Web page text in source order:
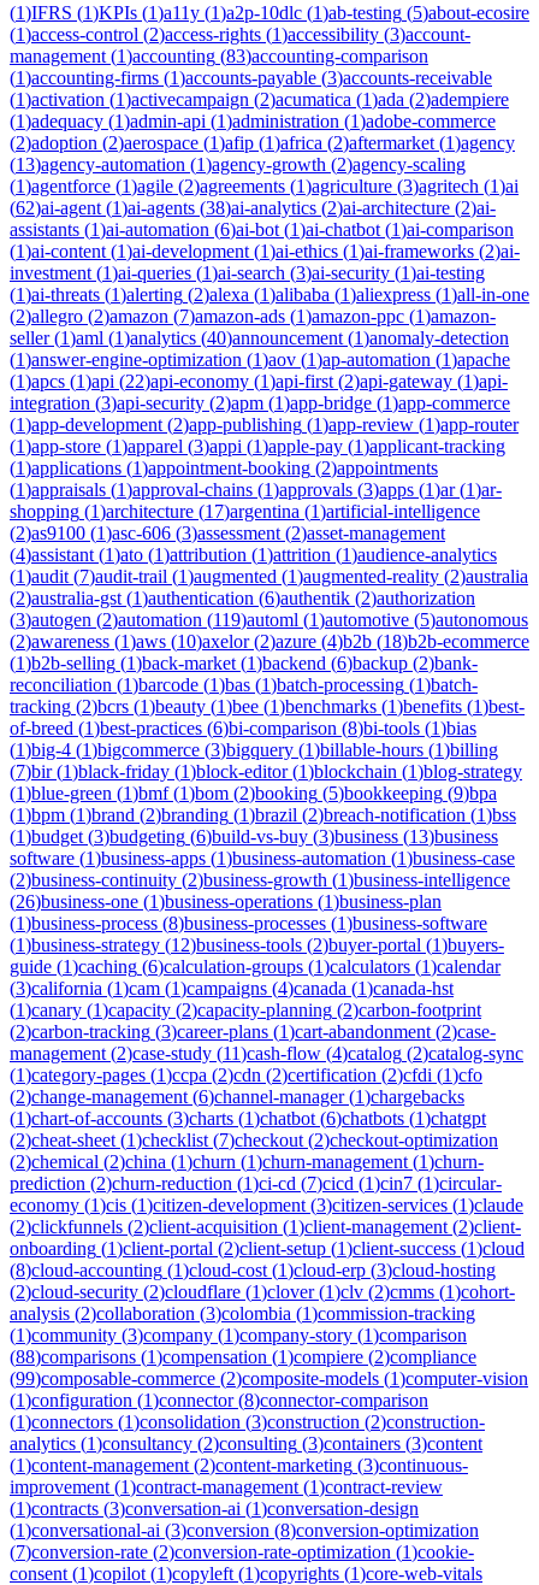
(1)IFRS (1)KPIs (1)a11y (1)a2p-10dlc (1)ab-testing (5)about-ecosire
(1)access-control (2)access-rights (1)accessibility (3)account-
management (1)accounting (83)accounting-comparison
(1)accounting-firms (1)accounts-payable (3)accounts-receivable
(1)activation (1)activecampaign (2)acumatica (1)ada (2)adempiere
(1)adequacy (1)admin-api (1)administration (1)adobe-commerce
(2)adoption (2)aerospace (1)afip (1)africa (2)aftermarket (1)agency
(13)agency-automation (1)agency-growth (2)agency-scaling
(1)agentforce (1)agile (2)agreements (1)agriculture (3)agritech (1)ai
(62)ai-agent (1)ai-agents (38)ai-analytics (2)ai-architecture (2)ai-
assistants (1)ai-automation (6)ai-bot (1)ai-chatbot (1)ai-comparison
(1)ai-content (1)ai-development (1)ai-ethics (1)ai-frameworks (2)ai-
investment (1)ai-queries (1)ai-search (3)ai-security (1)ai-testing
(1)ai-threats (1)alerting (2)alexa (1)alibaba (1)aliexpress (1)all-in-one
(2)allegro (2)amazon (7)amazon-ads (1)amazon-ppc (1)amazon-
seller(1)aml (1)analytics (40)announcement (1)anomaly-detection
(1)answer-engine-optimization (1)aov (1)ap-automation (1)apache
(1)apcs (1)api (22)api-economy (1)api-first (2)api-gateway (1)api-
integration (3)api-security (2)apm (1)app-bridge (1)app-commerce
(1)app-development (2)app-publishing (1)app-review (1)app-router
(1)app-store (1)apparel (3)appi (1)apple-pay (1)applicant-tracking
(1)applications (1)appointment-booking (2)appointments
(1)appraisals (1)approval-chains (1)approvals (3)apps (1)ar(1)ar-
shopping (1)architecture (17)argentina (1)artificial-intelligence
(2)as9100 (1)asc-606 (3)assessment (2)asset-management
(4)assistant (1)ato (1)attribution (1)attrition (1)audience-analytics
(1)audit (7)audit-trail (1)augmented (1)augmented-reality (2)australia
(2)australia-gst (1)authentication (6)authentik (2)authorization
(3)autogen (2)automation (119)automl (1)automotive (5)autonomous
(2)awareness (1)aws (10)axelor(2)azure (4)b2b (18)b2b-ecommerce
(1)b2b-selling (1)back-market (1)backend (6)backup (2)bank-
reconciliation (1)barcode (1)bas (1)batch-processing (1)batch-
tracking (2)bcrs (1)beauty (1)bee (1)benchmarks (1)benefits (1)best-
of-breed (1)best-practices (6)bi-comparison (8)bi-tools (1)bias
(1)big-4 (1)bigcommerce (3)bigquery (1)billable-hours (1)billing
(7)bir(1)black-friday (1)block-editor(1)blockchain (1)blog-strategy
(1)blue-green (1)bmf(1)bom (2)booking (5)bookkeeping (9)bpa
(1)bpm (1)brand (2)branding (1)brazil (2)breach-notification (1)bss
(1)budget (3)budgeting (6)build-vs-buy (3)business (13)business
software (1)business-apps (1)business-automation (1)business-case
(2)business-continuity (2)business-growth (1)business-intelligence
(26)business-one (1)business-operations (1)business-plan
(1)business-process (8)business-processes (1)business-software
(1)business-strategy (12)business-tools (2)buyer-portal (1)buyers-
guide (1)caching (6)calculation-groups (1)calculators (1)calendar
(3)california (1)cam (1)campaigns (4)canada (1)canada-hst
(1)canary (1)capacity (2)capacity-planning (2)carbon-footprint
(2)carbon-tracking (3)career-plans (1)cart-abandonment (2)case-
management (2)case-study (11)cash-flow (4)catalog (2)catalog-sync
(1)category-pages (1)ccpa (2)cdn (2)certification (2)cfdi (1)cfo
(2)change-management (6)channel-manager(1)chargebacks
(1)chart-of-accounts (3)charts (1)chatbot (6)chatbots (1)chatgpt
(2)cheat-sheet (1)checklist (7)checkout (2)checkout-optimization
(2)chemical (2)china (1)churn (1)churn-management (1)churn-
prediction (2)churn-reduction (1)ci-cd (7)cicd (1)cin7 (1)circular-
economy (1)cis (1)citizen-development (3)citizen-services (1)claude
(2)clickfunnels (2)client-acquisition (1)client-management (2)client-
onboarding (1)client-portal (2)client-setup (1)client-success (1)cloud
(8)cloud-accounting (1)cloud-cost (1)cloud-erp (3)cloud-hosting
(2)cloud-security (2)cloudflare (1)clover(1)clv (2)cmms (1)cohort-
analysis (2)collaboration (3)colombia (1)commission-tracking
(1)community (3)company (1)company-story (1)comparison
(88)comparisons (1)compensation (1)compiere (2)compliance
(99)composable-commerce (2)composite-models (1)computer-vision
(1)configuration (1)connector(8)connector-comparison
(1)connectors (1)consolidation (3)construction (2)construction-
analytics (1)consultancy (2)consulting (3)containers (3)content
(1)content-management (2)content-marketing (3)continuous-
improvement (1)contract-management (1)contract-review
(1)contracts (3)conversation-ai (1)conversation-design
(1)conversational-ai (3)conversion (8)conversion-optimization
(7)conversion-rate (2)conversion-rate-optimization (1)cookie-
consent (1)copilot (1)copyleft (1)copyrights (1)core-web-vitals